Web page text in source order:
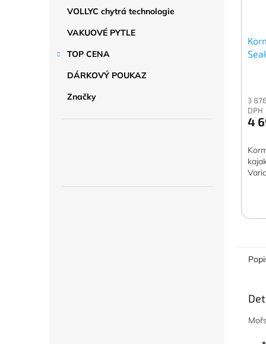
VOLLYC chytrá technologie
VAKUOVÉ PYTLE
TOP CENA
DÁRKOVÝ POUKAZ
Značky
3
DPH
4